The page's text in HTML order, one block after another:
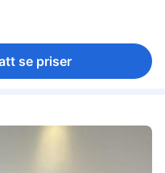
se priser